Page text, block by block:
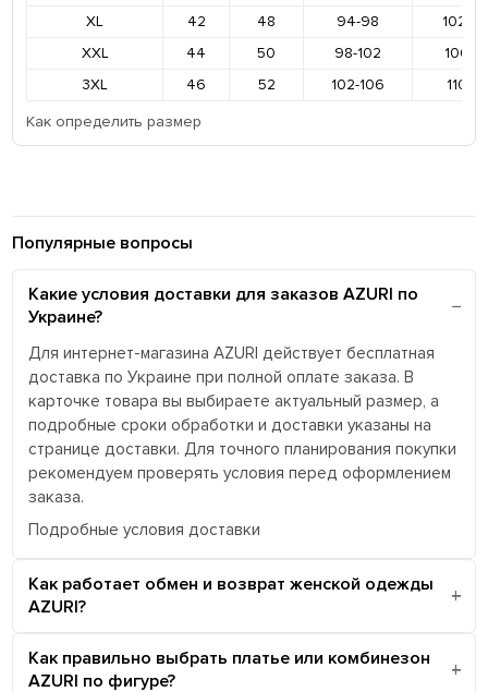
XL
42 48 94-98
102-
XXL
44 50 98-102
106-
3XL
46 52 102-106
110-
Как определить размер
Популярные вопросы
Какие условия доставки для заказов AZURI по
Украине?
Для интернет-магазина AZURI действует бесплатная
доставка по Украине при полной оплате заказа. В
карточке товара вы выбираете актуальный размер, а
подробные сроки обработки и доставки указаны на
странице доставки. Для точного планирования покупки
рекомендуем проверять условия перед оформлением
заказа.
Подробные условия доставки
Как работает обмен и возврат женской одежды
AZURI?
Как правильно выбрать платье или комбинезон
AZURI по фигуре?